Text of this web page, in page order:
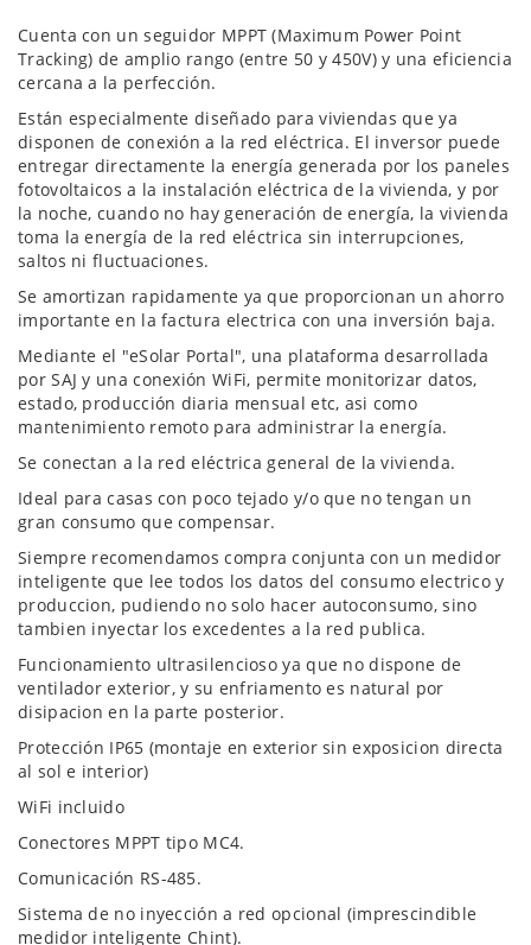
Cuenta con un seguidor MPPT (Maximum Power Point
Tracking) de amplio rango (entre 50 y 450V) y una eficiencia
cercana a la perfección.
Están especialmente diseñado para viviendas que ya
disponen de conexión a la red eléctrica. El inversor puede
entregar directamente la energía generada por los paneles
fotovoltaicos a la instalación eléctrica de la vivienda, y por
la noche, cuando no hay generación de energía, la vivienda
toma la energía de la red eléctrica sin interrupciones,
saltos ni fluctuaciones.
Se amortizan rapidamente ya que proporcionan un ahorro
importante en la factura electrica con una inversión baja.
Mediante el "eSolar Portal", una plataforma desarrollada
por SAJ y una conexión WiFi, permite monitorizar datos,
estado, producción diaria mensual etc, asi como
mantenimiento remoto para administrar la energía.
Se conectan a la red eléctrica general de la vivienda.
Ideal para casas con poco tejado y/o que no tengan un
gran consumo que compensar.
Siempre recomendamos compra conjunta con un medidor
inteligente que lee todos los datos del consumo electrico y
produccion, pudiendo no solo hacer autoconsumo, sino
tambien inyectar los excedentes a la red publica.
Funcionamiento ultrasilencioso ya que no dispone de
ventilador exterior, y su enfriamento es natural por
disipacion en la parte posterior.
Protección IP65 (montaje en exterior sin exposicion directa
al sol e interior)
WiFi incluido
Conectores MPPT tipo MC4.
Comunicación RS-485.
Sistema de no inyección a red opcional (imprescindible
medidor inteligente Chint).